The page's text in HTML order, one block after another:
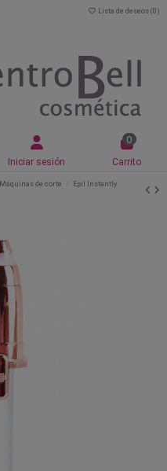
Lista de deseos (0 )
Iniciar sesión
0
Carrito
Máquinas de corte
Epil Instantly